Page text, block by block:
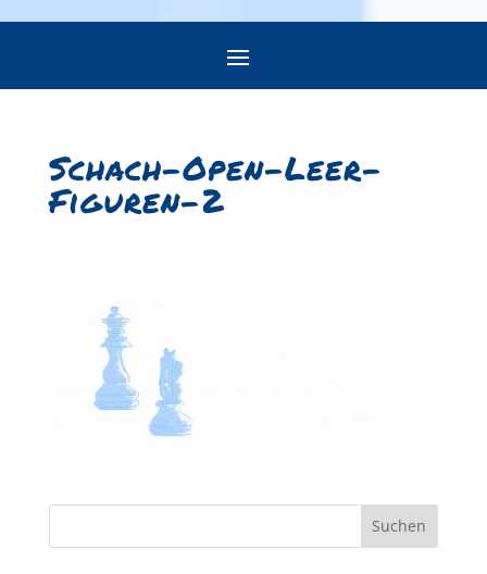
Schach-Open-Leer-
Figuren-2